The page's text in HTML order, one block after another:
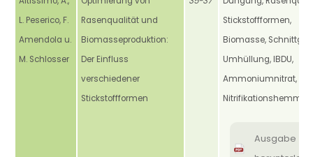
L. Peserico, F.
Amendola u.
M. Schlosser
Rasenqualität und
Biomasseproduktion:
Der Einfluss
verschiedener
Stickstoffformen
Stickstoffformen,
Biomasse, Schnittgut,
Umhüllung, IBDU,
Ammoniumnitrat,
Nitrifikationshemmer
Ausgabe